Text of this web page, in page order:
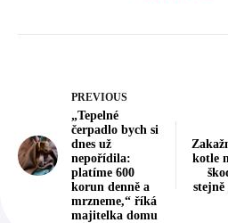
PREVIOUS
„Tepelné
čerpadlo bych si
dnes už
nepořídila:
platíme 600
korun denně a
mrzneme,“ říká
majitelka domu
kotle